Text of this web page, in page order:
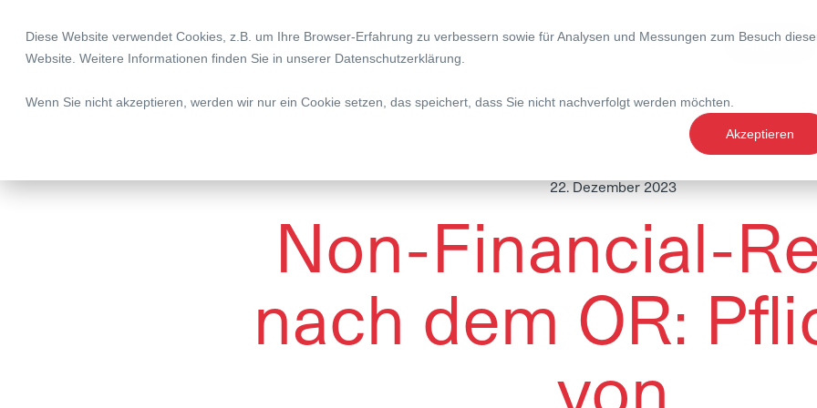
Diese Website verwendet Cookies, z.B. um Ihre Browser-Erfahrung zu verbessern sowie für Analysen und Messungen zum Besuch
Website. Weitere Informationen finden Sie in unserer Datenschutzerklärung
Wenn Sie nicht akzeptieren, werden wir nur ein Cookie setzen, das speichert, dass Sie nicht nachverfolgt werden möchten.
Akzeptieren
Legal | Tax | Compliance Expertise Magazin
22. Dezember 2023
Non-Financial-
nach dem OR:
von